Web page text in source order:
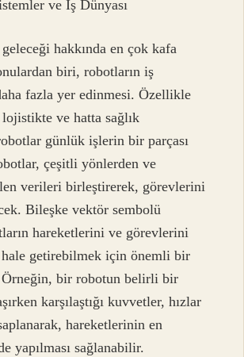
ve İş Dünyası
hakkında en çok kafa
biri, robotların iş
fazla yer edinmesi. Özellikle
ve hatta sağlık
günlük işlerin bir parçası
çeşitli yönlerden ve
verileri birleştirerek, görevlerini
Bileşke vektör sembolü
hareketlerini ve görevlerini
getirebilmek için önemli bir
bir robotun belirli bir
karşılaştığı kuvvetler, hızlar
hareketlerinin en
yapılması sağlanabilir.